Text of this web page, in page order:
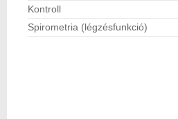
Kontroll
Spirometria (légzésfunkció)